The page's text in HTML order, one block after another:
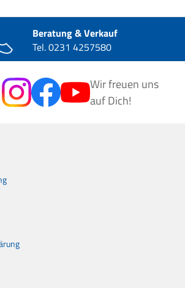
Beratung & Verkauf
Tel.0231 4257580
Wir freuen uns
auf Dich!